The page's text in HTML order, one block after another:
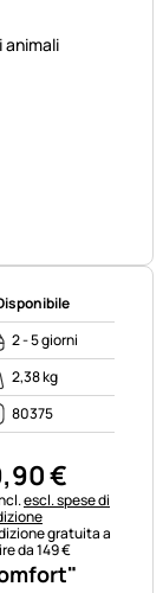
animali
2 - 5 giorni
2,38 kg
80375
,90€
fiscali:
escl. spese di
gratuita a
da 149 €